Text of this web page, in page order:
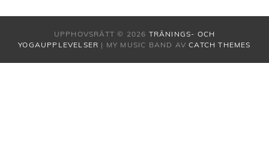
UPPHOVSRÄTT © 2026 TRÄNINGS- OCH
YOGAUPPLEVELSER | MY MUSIC BAND AVCATCH THEMES